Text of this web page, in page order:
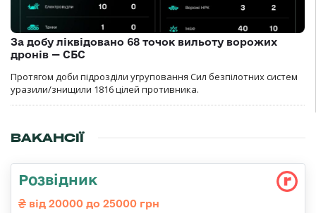
За добу ліквідовано 68 точок вильоту ворожих
дронів — СБС
Протягом доби підрозділи угруповання Сил безпілотних систем
уразили/знищили 1816 цілей противника.
ВАКАНСІЇ
Розвідник
від 20000 до 25000 грн